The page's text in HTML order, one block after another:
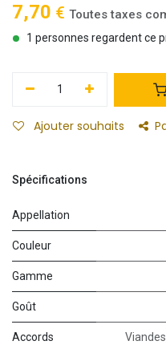
7,70 € Toutes taxes
1 personnes regardent ce
Ajouter souhaits
Spécifications
Appellation
Couleur
Gamme
Goût
Accords Viandes